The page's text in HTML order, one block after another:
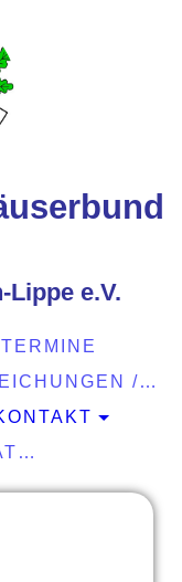
Lippe e.V.
TERMINE
AUSZEICHUNGEN / EHRUNGEN
IMPRESSUM - DATENSCHUTZ